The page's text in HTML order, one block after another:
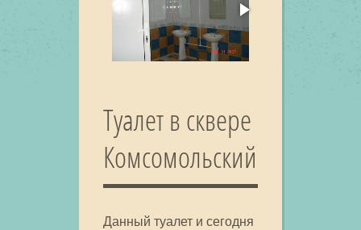
Туалет в сквере
Комсомольский
Данный туалет и сегодня